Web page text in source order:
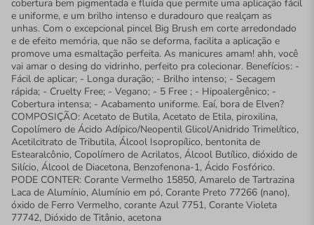
cobertura bem pigmentada e fluída que permite uma aplicação fácil
e uniforme, e um brilho intenso e duradouro que realçam as
unhas. Com o excepcional pincel Big Brush em corte arredondado
e de efeito memória, que não se deforma, facilita a aplicação e
promove uma esmaltação perfeita. As manicures amam! ahh, você
vai amar o desing do vidrinho, perfeito pra colecionar. Benefícios: -
Fácil de aplicar; - Longa duração; - Brilho intenso; - Secagem
rápida; - Cruelty Free; - Vegano; - 5 Free ; - Hipoalergênico; -
Cobertura intensa; - Acabamento uniforme. Eaí, bora de Elven?
COMPOSIÇÃO: Acetato de Butila, Acetato de Etila, piroxilina,
Copolímero de Ácido Adípico/Neopentil Glicol/Anidrido Trimelítico,
Acetilcitrato de Tributila, Álcool Isopropílico, bentonita de
Estearalcônio, Copolímero de Acrilatos, Álcool Butílico, dióxido de
Silício, Álcool de Diacetona, Benzofenona-1, Ácido Fosfórico.
PODE CONTER: Corante Vermelho 15850, Amarelo de Tartrazina
Laca de Alumínio, Alumínio em pó, Corante Preto 77266 (nano),
óxido de Ferro Vermelho, corante Azul 7751, Corante Violeta
77742, Dióxido de Titânio, acetona